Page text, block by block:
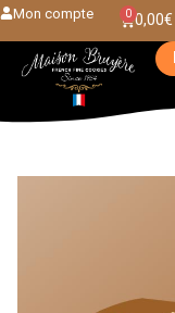
Mon compte 0,00€
0